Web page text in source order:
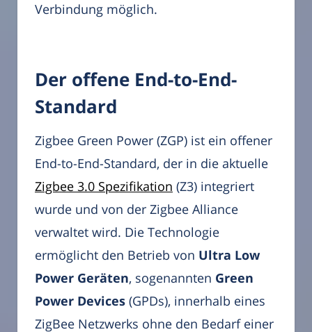
Verbindung möglich.
Der offene End-to-End-
Standard
Zigbee Green Power (ZGP) ist ein offener
End-to-End-Standard, der in die aktuelle
Zigbee 3.0 Spezifikation (Z3) integriert
wurde und von der Zigbee Alliance
verwaltet wird. Die Technologie
ermöglicht den Betrieb von Ultra Low
Power Geräten, sogenannten Green
Power Devices (GPDs), innerhalb eines
ZigBee Netzwerks ohne den Bedarf einer